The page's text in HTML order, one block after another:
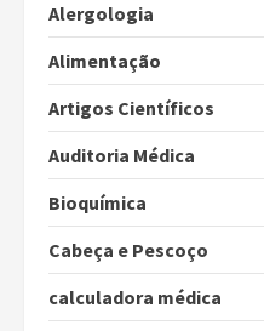
Alergologia
Alimentação
Artigos Científicos
Auditoria Médica
Bioquímica
Cabeça e Pescoço
calculadora médica